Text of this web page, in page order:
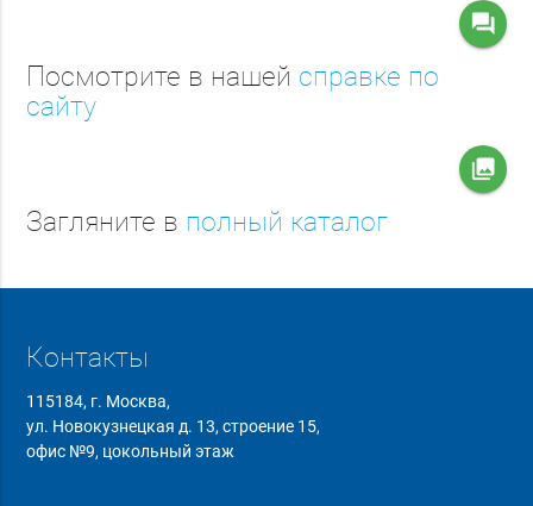
question_answer
Посмотрите в нашей справке по
сайту
collections
Загляните в полный каталог
Контакты
115184, г. Москва,
ул. Новокузнецкая д. 13, строение 15,
офис №9, цокольный этаж